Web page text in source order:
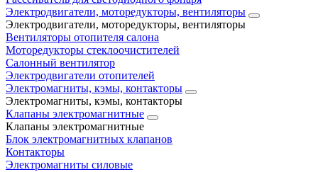
Электродвигатели, моторедукторы, вентиляторы
Электродвигатели, моторедукторы, вентиляторы
Вентиляторы отопителя салона
Моторедукторы стеклоочистителей
Салонный вентилятор
Электродвигатели отопителей
Электромагниты, кэмы, контакторы
Электромагниты, кэмы, контакторы
Клапаны электромагнитные
Клапаны электромагнитные
Блок электромагнитных клапанов
Контакторы
Электромагниты силовые